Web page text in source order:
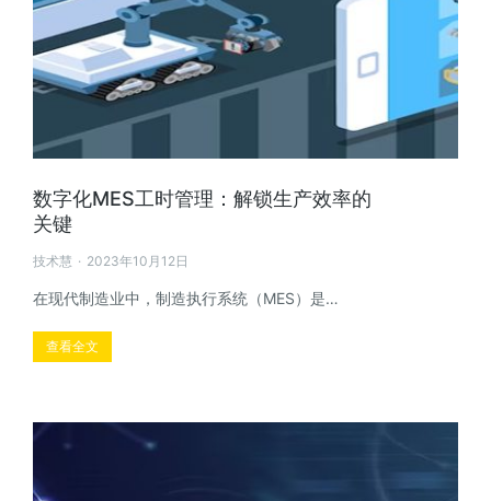
数字化MES工时管理：解锁生产效率的
关键
技术慧 2023年10月12日
在现代制造业中，制造执行系统（MES）是…
查看全文